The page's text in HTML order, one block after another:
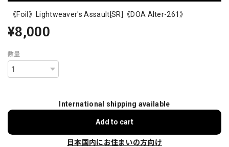
《Foil》Lightweaver's Assault[SR]《DOA Alter-261》
¥8,000
数量
International shipping available
Add to cart
日本国内にお住まいの方向け